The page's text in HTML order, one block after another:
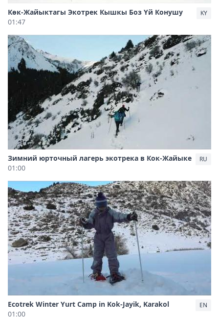
Көк-Жайыктагы Экотрек Кышкы Боз Үй Конушу
01:47
KY
Зимний юрточный лагерь экотрека в Кок-Жайыке
01:00
RU
Ecotrek Winter Yurt Camp in Kok-Jayik, Karakol
01:00
EN